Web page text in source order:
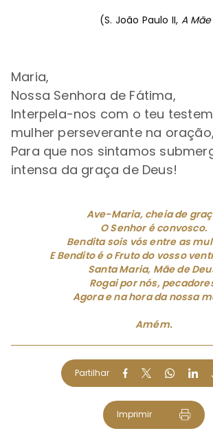
(S. João Paulo II, A
Maria,
Nossa Senhora de Fátima,
Interpela-nos com o teu
mulher perseverante na oração,
Para que nos sintamos
intensa da graça de Deus!
Ave-Maria, cheia de
O Senhor é convosco.
Bendita sois vós entre as
E Bendito é o Fruto do vosso
Santa Maria, Mãe de
Rogai por nós,
Agora e na hora da nossa
Amém.
Partilhar
Imprimir